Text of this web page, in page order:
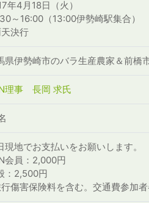
年4月18日（火）
～16:00（13:00伊勢崎駅集合）
決行
県伊勢崎市のバラ生産農家＆前橋
理事 長岡 求氏
現地でお支払いをお願いします。
会員：2,000円
：2,500円
傷害保険料を含む。交通費参加者